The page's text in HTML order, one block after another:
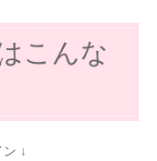
こんな
↓